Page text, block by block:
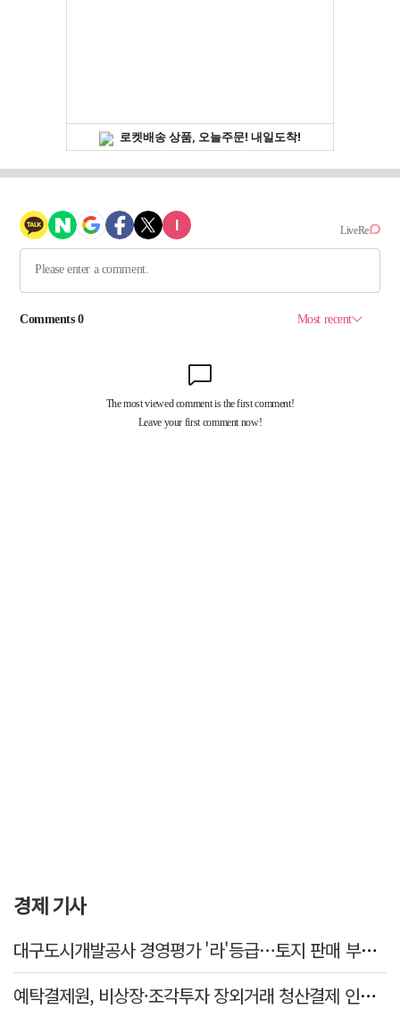
경제 기사
대구도시개발공사 경영평가 '라'등급…토지 판매 부진에 1년 만에 두 단계 '뚝'
예탁결제원, 비상장·조각투자 장외거래 청산결제 인프라 구축 착수…연내 가동